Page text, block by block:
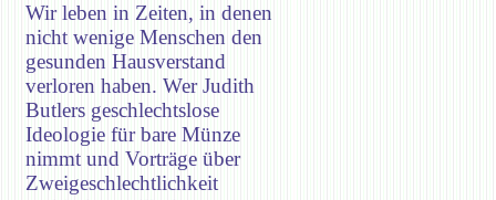
Wir leben in Zeiten, in denen
nicht wenige Menschen den
gesunden Hausverstand
verloren haben. Wer Judith
Butlers geschlechtslose
Ideologie für bare Münze
nimmt und Vorträge über
Zweigeschlechtlichkeit